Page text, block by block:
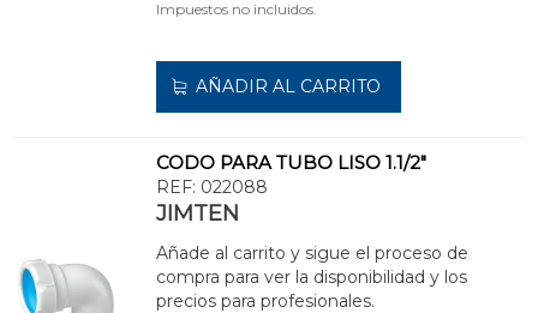
Impuestos no incluidos.
AÑADIR AL CARRITO
CODO PARA TUBO LISO 1.1/2"
REF: 022088
JIMTEN
Añade al carrito y sigue el proceso de
compra para ver la disponibilidad y los
precios para profesionales.